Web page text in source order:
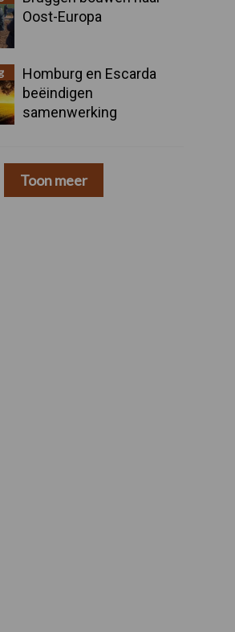
Oost-Europa
Homburg en Escarda
beëindigen
samenwerking
Toon meer